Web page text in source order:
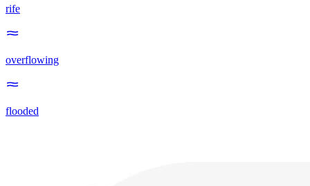
rife
overflowing
flooded